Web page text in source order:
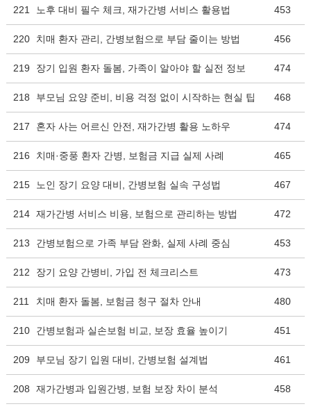
221 노후 대비 필수 체크, 재가간병 서비스 활용법 453
220 치매 환자 관리, 간병보험으로 부담 줄이는 방법 456
219 장기 입원 환자 돌봄, 가족이 알아야 할 실전 정보 474
218 부모님 요양 준비, 비용 걱정 없이 시작하는 현실 팁 468
217 혼자 사는 어르신 안전, 재가간병 활용 노하우 474
216 치매·중풍 환자 간병, 보험금 지급 실제 사례 465
215 노인 장기 요양 대비, 간병보험 실속 구성법 467
214 재가간병 서비스 비용, 보험으로 관리하는 방법 472
213 간병보험으로 가족 부담 완화, 실제 사례 중심 453
212 장기 요양 간병비, 가입 전 체크리스트 473
211 치매 환자 돌봄, 보험금 청구 절차 안내 480
210 간병보험과 실손보험 비교, 보장 효율 높이기 451
209 부모님 장기 입원 대비, 간병보험 설계법 461
208 재가간병과 입원간병, 보험 보장 차이 분석 458